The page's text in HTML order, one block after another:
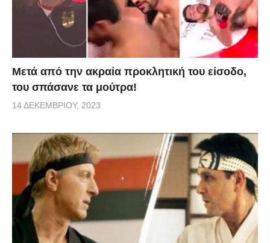
Μετά από την ακραία προκλητική του είσοδο,
του σπάσανε τα μούτρα!
14 ΔΕΚΕΜΒΡΊΟΥ, 2023